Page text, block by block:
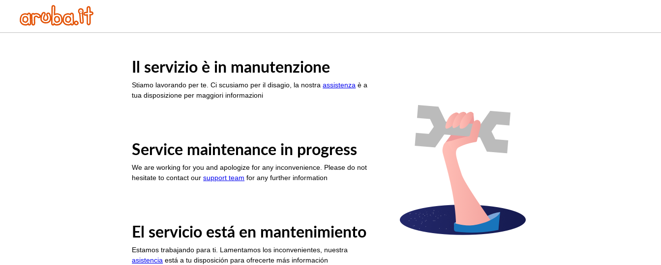
Il servizio è in manutenzione
Stiamo lavorando per te. Ci scusiamo per il disagio, la nostraassistenza è a
tua disposizione per maggiori informazioni
Service maintenance in progress
We are working for you and apologize for any inconvenience. Please do not
hesitate to contact oursupport team for any further information
El servicio está en mantenimiento
Estamos trabajando para ti. Lamentamos los inconvenientes, nuestra
asistencia está a tu disposición para ofrecerte más información